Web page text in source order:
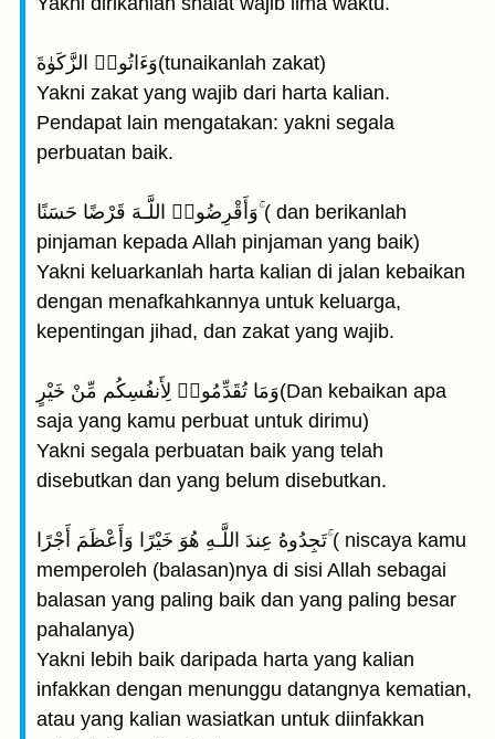
وَءَاتُوا۟ الزَّكَوٰةَ(tunaikanlah zakat)
Yakni zakat yang wajib dari harta kalian.
Pendapat lain mengatakan: yakni segala
perbuatan baik.
وَأَقْرِضُوا۟ اللَّـهَ قَرْضًا حَسَنًا ۚ( dan berikanlah
pinjaman kepada Allah pinjaman yang baik)
Yakni keluarkanlah harta kalian di jalan kebaikan
dengan menafkahkannya untuk keluarga,
kepentingan jihad, dan zakat yang wajib.
وَمَا تُقَدِّمُوا۟ لِأَنفُسِكُم مِّنْ خَيْرٍ(Dan kebaikan apa
saja yang kamu perbuat untuk dirimu)
Yakni segala perbuatan baik yang telah
disebutkan dan yang belum disebutkan.
تَجِدُوهُ عِندَ اللَّـهِ هُوَ خَيْرًا وَأَعْظَمَ أَجْرًا ۚ( niscaya kamu
memperoleh (balasan)nya di sisi Allah sebagai
balasan yang paling baik dan yang paling besar
pahalanya)
Yakni lebih baik daripada harta yang kalian
infakkan dengan menunggu datangnya kematian,
atau yang kalian wasiatkan untuk diinfakkan